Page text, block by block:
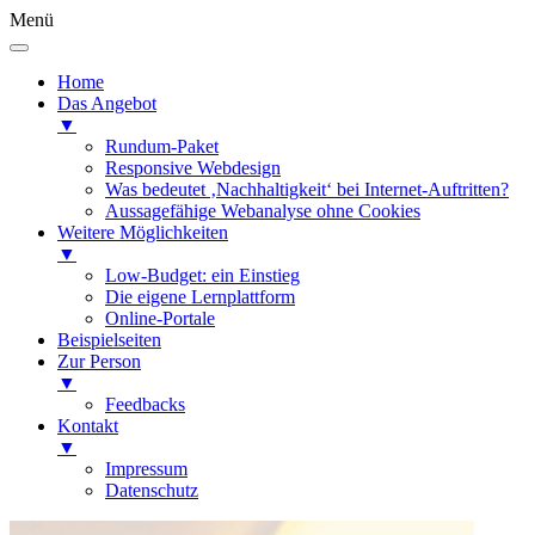
Menü
Home
Das Angebot
▼
Rundum-Paket
Responsive Webdesign
Was bedeutet ‚Nachhaltigkeit‘ bei Internet-Auftritten?
Aussagefähige Webanalyse ohne Cookies
Weitere Möglichkeiten
▼
Low-Budget: ein Einstieg
Die eigene Lernplattform
Online-Portale
Beispielseiten
Zur Person
▼
Feedbacks
Kontakt
▼
Impressum
Datenschutz